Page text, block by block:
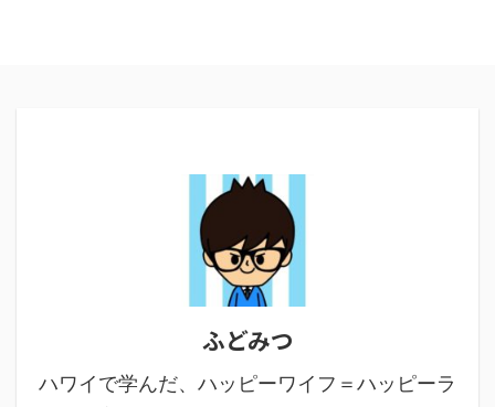
ふどみつ
ハワイで学んだ、ハッピーワイフ＝ハッピーラ